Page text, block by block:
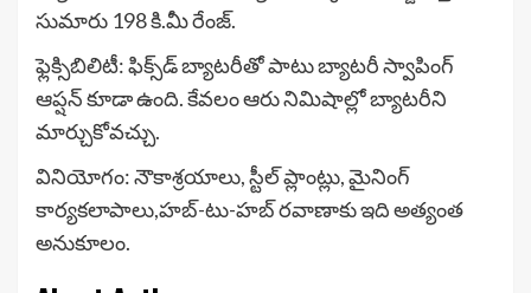
సుమారు 198 కి.మీ రేంజ్.
ఫ్లెక్సిబిలిటీ: ఫిక్స్‌డ్ బ్యాటరీతో పాటు బ్యాటరీ స్వాపింగ్
ఆప్షన్ కూడా ఉంది. కేవలం ఆరు నిమిషాల్లో బ్యాటరీని
మార్చుకోవచ్చు.
వినియోగం: నౌకాశ్రయాలు, స్టీల్ ప్లాంట్లు, మైనింగ్
కార్యకలాపాలు,హబ్-టు-హబ్ రవాణాకు ఇది అత్యంత
అనుకూలం.